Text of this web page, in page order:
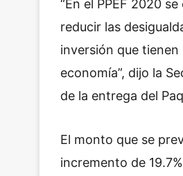
“En el PPEF 2020
reducir las
inversión que
economía”, dijo la
de la entrega del
El monto que se
incremento de